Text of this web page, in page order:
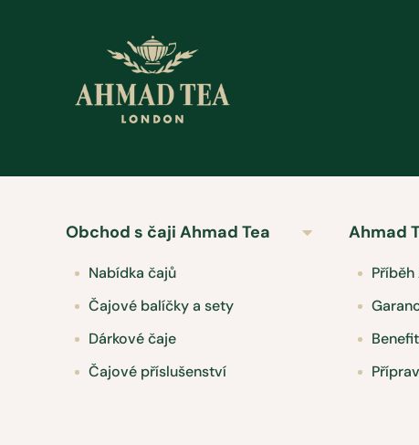
Obchod s čaji Ahmad Tea
Nabídka čajů
Čajové balíčky a sety
Dárkové čaje
Čajové příslušenství
Ahmad
Příběh